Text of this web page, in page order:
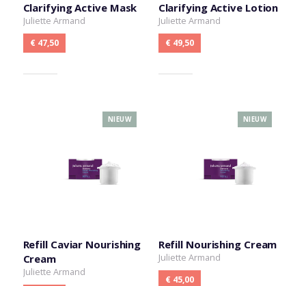
Clarifying Active Mask
Juliette Armand
€ 47,50
Clarifying Active Lotion
Juliette Armand
€ 49,50
Refill Caviar Nourishing
Cream
Juliette Armand
NIEUW
Refill Nourishing Cream
Juliette Armand
€ 45,00
NIEUW